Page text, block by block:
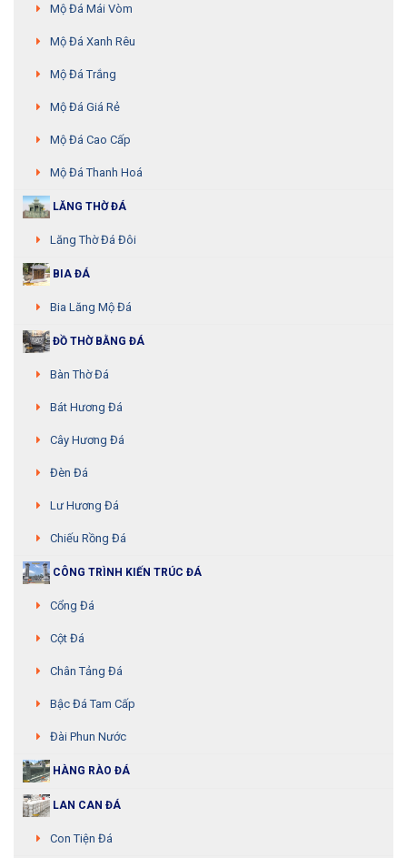
Mộ Đá Mái Vòm
Mộ Đá Xanh Rêu
Mộ Đá Trắng
Mộ Đá Giá Rẻ
Mộ Đá Cao Cấp
Mộ Đá Thanh Hoá
LĂNG THỜ ĐÁ
Lăng Thờ Đá Đôi
BIA ĐÁ
Bia Lăng Mộ Đá
ĐỒ THỜ BẰNG ĐÁ
Bàn Thờ Đá
Bát Hương Đá
Cây Hương Đá
Đèn Đá
Lư Hương Đá
Chiếu Rồng Đá
CÔNG TRÌNH KIẾN TRÚC ĐÁ
Cổng Đá
Cột Đá
Chân Tảng Đá
Bậc Đá Tam Cấp
Đài Phun Nước
HÀNG RÀO ĐÁ
LAN CAN ĐÁ
Con Tiện Đá